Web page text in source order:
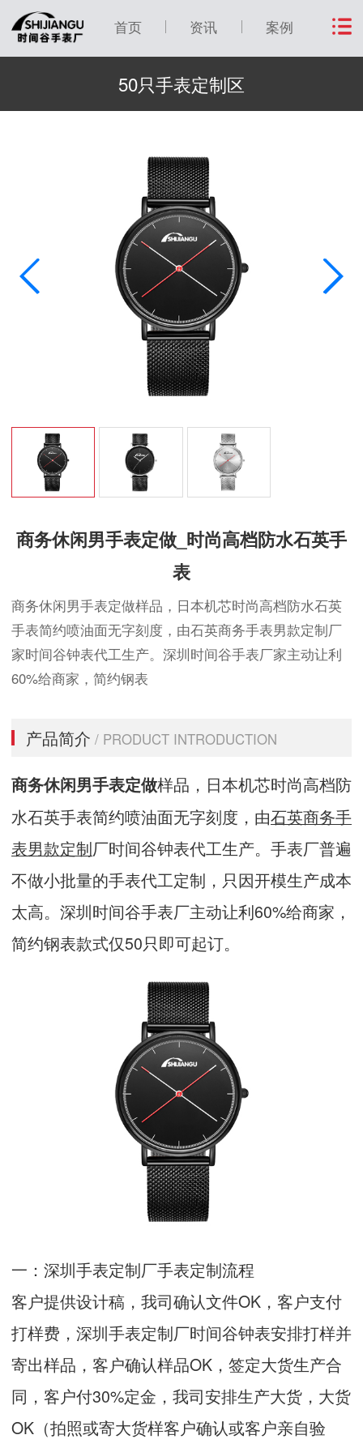
首页 资讯 案例
50只手表定制区
商务休闲男手表定做_时尚高档防水石英手
表
商务休闲男手表定做样品，日本机芯时尚高档防水石英
手表简约喷油面无字刻度，由石英商务手表男款定制厂
家时间谷钟表代工生产。深圳时间谷手表厂家主动让利
60%给商家，简约钢表
产品简介/ PRODUCT INTRODUCTION
商务休闲男手表定做样品，日本机芯时尚高档防
水石英手表简约喷油面无字刻度，由石英商务手
表男款定制厂时间谷钟表代工生产。手表厂普遍
不做小批量的手表代工定制，只因开模生产成本
太高。深圳时间谷手表厂主动让利60%给商家，
简约钢表款式仅50只即可起订。
一：深圳手表定制厂手表定制流程
客户提供设计稿，我司确认文件OK，客户支付
打样费，深圳手表定制厂时间谷钟表安排打样并
寄出样品，客户确认样品OK，签定大货生产合
同，客户付30%定金，我司安排生产大货，大货
OK（拍照或寄大货样客户确认或客户亲自验